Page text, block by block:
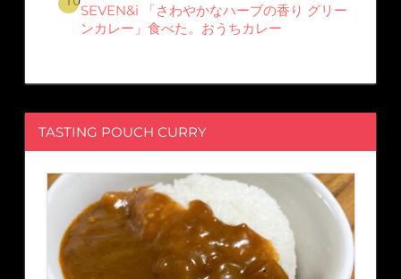
SEVEN&i 「さわやかなハーブの香り グリー
ンカレー」食べた。おうちカレー
TASTING POUCH CURRY